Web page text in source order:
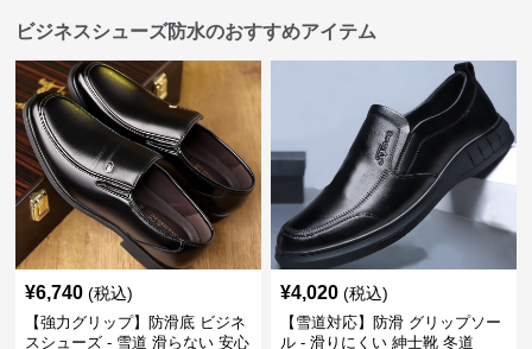
ビジネスシューズ防水のおすすめアイテム
¥6,740 (税込)
【強力グリップ】防滑底 ビジネ
スシューズ - 雪道 滑らない 安心
¥4,020 (税込)
【雪道対応】防滑 グリップソー
ル - 滑りにくい 紳士靴 冬道